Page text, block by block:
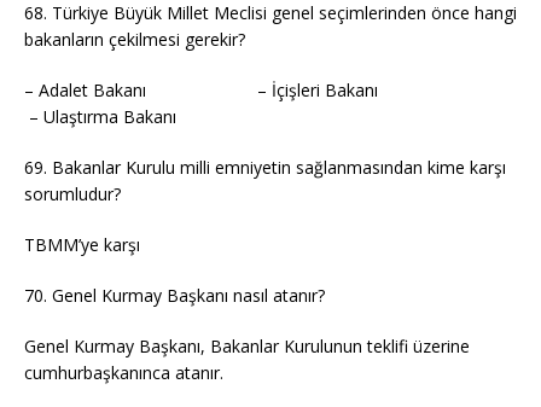
68. Türkiye Büyük Millet Meclisi genel seçimlerinden önce hangi
bakanların çekilmesi gerekir?
– Adalet Bakanı – İçişleri Bakanı
– Ulaştırma Bakanı
69. Bakanlar Kurulu milli emniyetin sağlanmasından kime karşı
sorumludur?
TBMM’ye karşı
70. Genel Kurmay Başkanı nasıl atanır?
Genel Kurmay Başkanı, Bakanlar Kurulunun teklifi üzerine
cumhurbaşkanınca atanır.